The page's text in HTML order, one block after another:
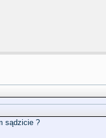
sądzicie ?